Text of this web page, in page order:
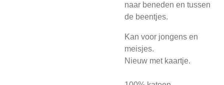
naar beneden en tussen
de beentjes.
Kan voor jongens en
meisjes.
Nieuw met kaartje.